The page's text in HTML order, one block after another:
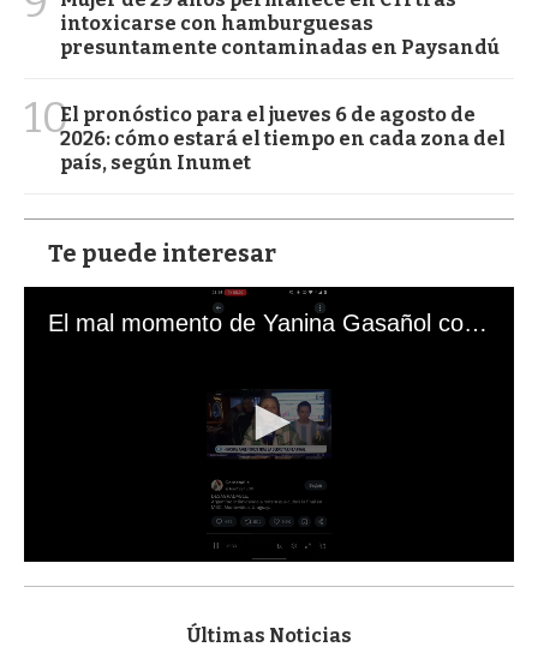
intoxicarse con hamburguesas
presuntamente contaminadas en Paysandú
10El pronóstico para el jueves 6 de agosto de
2026: cómo estará el tiempo en cada zona del
país, según Inumet
Te puede interesar
El mal momento de Yanina Gasañol con un hincha argentino en "Subrayado"
s
Últimas Noticias